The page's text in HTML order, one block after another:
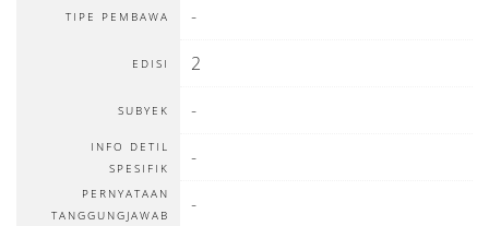
TIPE PEMBAWA -
EDISI 2
SUBYEK -
INFO DETIL
SPESIFIK
-
PERNYATAAN
TANGGUNGJAWAB
-